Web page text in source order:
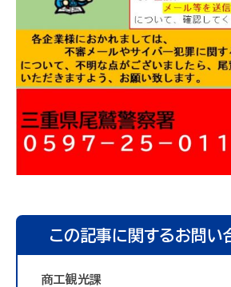
この記事に関するお問い
商工観光課